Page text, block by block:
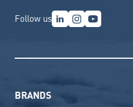
Follow us
BRANDS